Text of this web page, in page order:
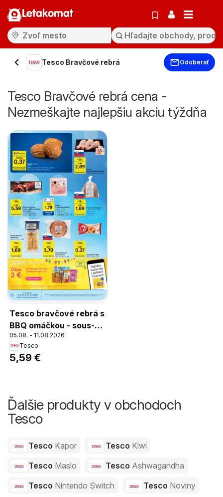
Letakomat
Tesco Bravčové rebrá Odoberať
Tesco Bravčové rebrá cena -
Nezmeškajte najlepšiu akciu týždňa
Tesco bravčové rebrá s
BBQ omáčkou - sous-
vide, chladené, balené,
600 g
05.08. - 11.08.2026
Tesco
5,59 €
Ďalšie produkty v obchodoch
Tesco
Tesco Kapor Tesco Kiwi
Tesco Maslo Tesco Ashwagandha
Tesco Nintendo Switch Tesco Noviny